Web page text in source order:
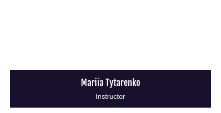
Mariia Tytarenko
Instructor